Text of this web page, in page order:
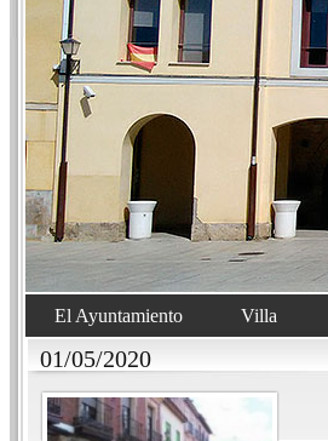
El Ayuntamiento Villa
01/05/2020